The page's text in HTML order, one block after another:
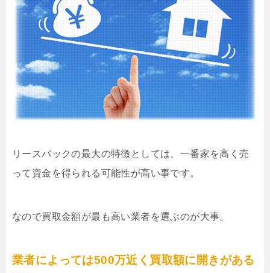
リースバックの最大の特徴としては、一番家を高く売
って資金を得られる可能性が高い事です。
なので買取金額が最も高い業者を選ぶのが大事。
業者によっては500万近く買取額に開きがある